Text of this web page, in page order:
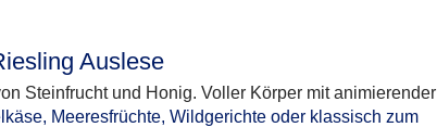
Auslese
Steinfrucht und Honig. Voller Körper mit animierender
Meeresfrüchte, Wildgerichte oder klassisch zum